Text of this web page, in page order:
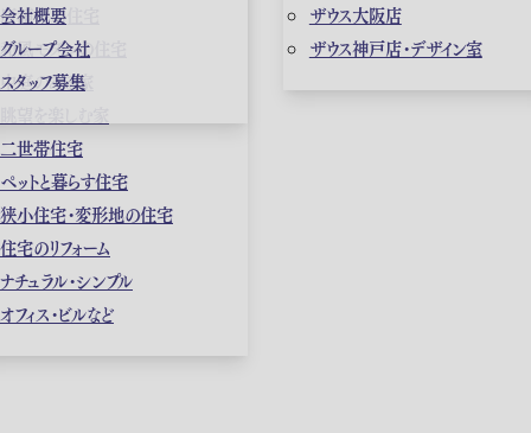
店舗併用住宅
和風モダンの住宅
中庭のある家
二世帯住宅
ペットと暮らす住宅
狭小住宅・変形地の住宅
住宅のリフォーム
ナチュラル・シンプル
オフィス・ビルなど
会社概要
グループ会社
スタッフ募集
ザウス大阪店
ザウス神戸店・デザイン室